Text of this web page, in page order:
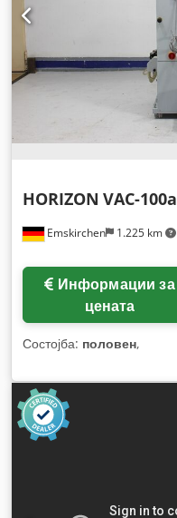
Emskirchen 1.225 km
HORIZON VAC-100a
цената
Состојба: половен,